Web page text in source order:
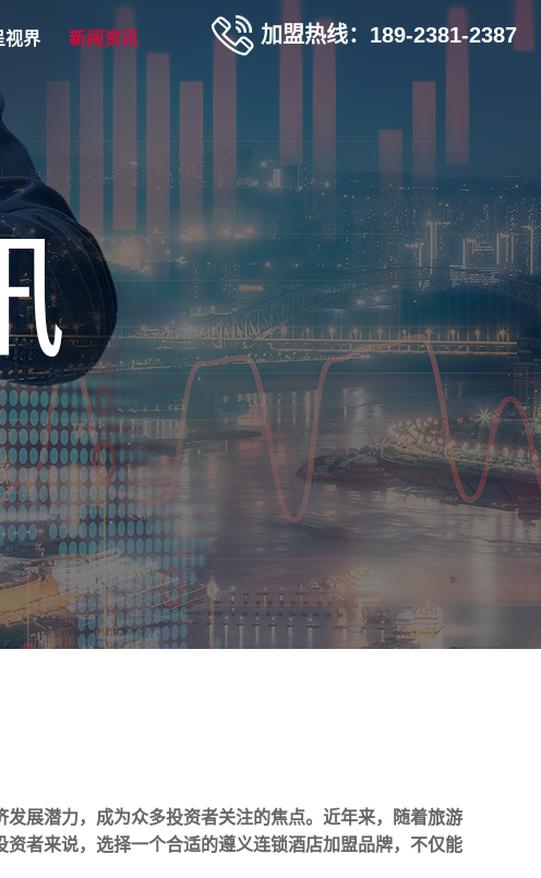
视界 新闻资讯 加盟热线：189-2381-2387
展潜力，成为众多投资者关注的焦点。近年来，随着旅游
者来说，选择一个合适的遵义连锁酒店加盟品牌，不仅能